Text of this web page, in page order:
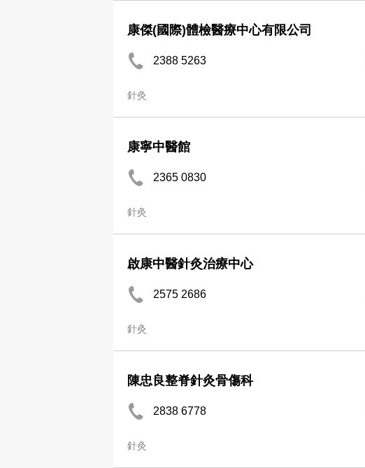
康傑(國際)體檢醫療中心有限公司
2388 5263
針灸
康寧中醫館
2365 0830
針灸
啟康中醫針灸治療中心
2575 2686
針灸
陳忠良整脊針灸骨傷科
2838 6778
針灸